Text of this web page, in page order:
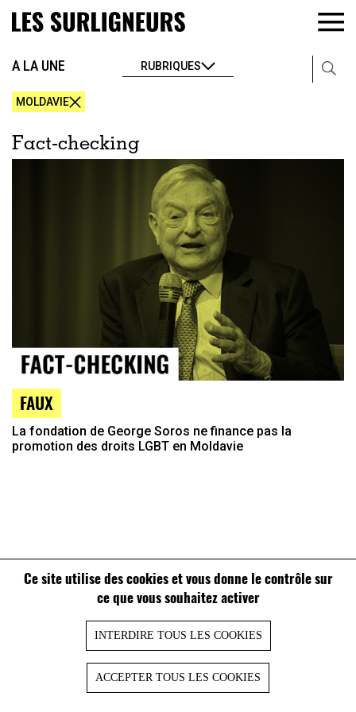
Ce site utilise des cookies et vous donne le contrôle sur
ce que vous souhaitez activer
INTERDIRE TOUS LES COOKIES
ACCEPTER TOUS LES COOKIES
A LA UNE RUBRIQUES
MOLDAVIE
Fact-checking
FAUX
La fondation de George Soros ne finance pas la
promotion des droits LGBT en Moldavie